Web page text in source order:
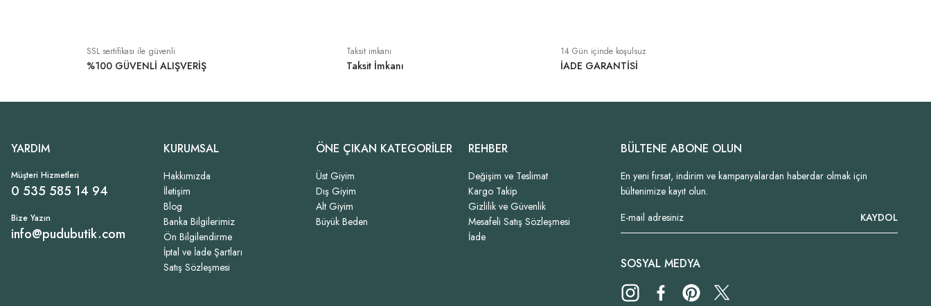
Tükendi
Pamuklu İtalyan Trençkot Antrasit
SSL sertifikası ile güvenli
%100 GÜVENLİ ALIŞVERİŞ
Taksit imkanı
Taksit İmkanı
14 Gün içinde koşulsuz
İADE GARANTİSİ
YARDIM
Müşteri Hizmetleri
0 535 585 14 94
Bize Yazın
info@pudubutik.com
KURUMSAL
Hakkımızda
İletişim
Blog
Banka Bilgilerimiz
Ön Bilgilendirme
İptal ve İade Şartları
Satış Sözleşmesi
ÖNE ÇIKAN KATEGORİLER
Üst Giyim
Dış Giyim
Alt Giyim
Büyük Beden
REHBER
Değişim ve Teslimat
Kargo Takip
Gizlilik ve Güvenlik
Mesafeli Satış Sözleşmesi
İade
BÜLTENE ABONE OLUN
En yeni fırsat, indirim ve kampanyalardan haberdar olmak için
bültenimize kayıt olun.
KAYDOL
SOSYAL MEDYA